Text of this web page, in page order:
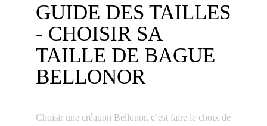
GUIDE DES TAILLES
- CHOISIR SA
TAILLE DE BAGUE
BELLONOR
Choisir une création Bellonor, c’est faire le choix de